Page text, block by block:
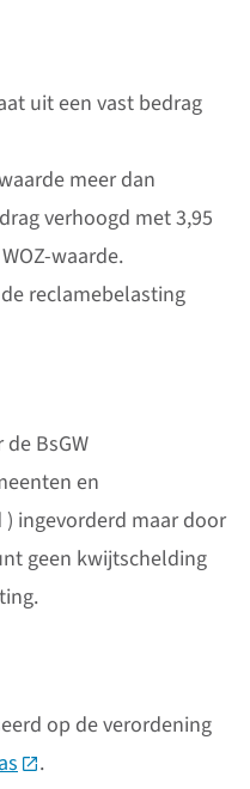
uit een vast bedrag
meer dan
verhoogd met 3,95
waarde.
reclamebelasting
BsGW
en
ingevorderd maar door
geen kwijtschelding
op de verordening
(Deze link gaat naar een
.